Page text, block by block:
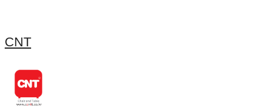
CNT